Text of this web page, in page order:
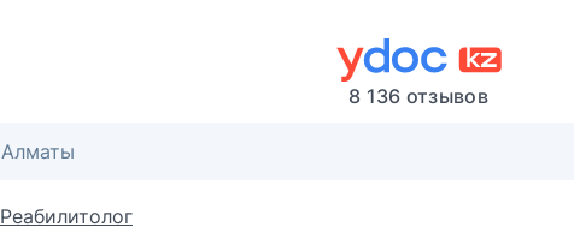
8 136 отзывов
Реабилитолог